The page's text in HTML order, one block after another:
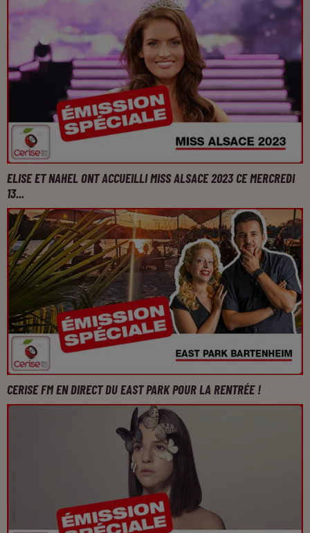
ELISE ET NAHEL ONT ACCUEILLI MISS ALSACE 2023 CE MERCREDI
13...
CERISE FM EN DIRECT DU EAST PARK POUR LA RENTRÉE !